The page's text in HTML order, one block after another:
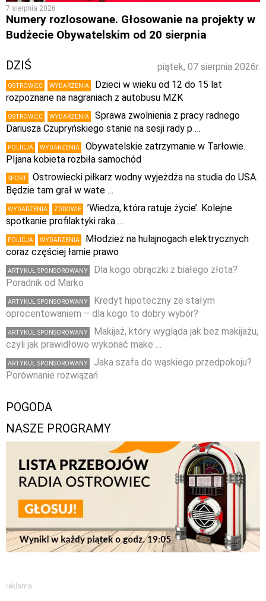
7 sierpnia 2026
Numery rozlosowane. Głosowanie na projekty w
Budżecie Obywatelskim od 20 sierpnia
piątek, 07 sierpnia 2026r.
DZIŚ
OSTROWIEC WYDARZENIA
Dzieci w wieku od 12 do 15 lat
rozpoznane na nagraniach z autobusu MZK
OSTROWIEC WYDARZENIA
Sprawa zwolnienia z pracy radnego
Dariusza Czupryńskiego stanie na sesji rady p …
POLICJA WYDARZENIA
Obywatelskie zatrzymanie w Tarłowie.
PIjana kobieta rozbiła samochód
SPORT
Ostrowiecki piłkarz wodny wyjeżdża na studia do USA.
Będzie tam grał w wate …
WYDARZENIA ZDROWIE
’Wiedza, która ratuje życie’. Kolejne
spotkanie profilaktyki raka …
POLICJA WYDARZENIA
Młodzież na hulajnogach elektrycznych
coraz częściej łamie prawo
ARTYKUŁ SPONSOROWANY
Dla kogo obrączki z białego złota?
Poradnik od Marko
ARTYKUŁ SPONSOROWANY
Kredyt hipoteczny ze stałym
oprocentowaniem – dla kogo to dobry wybór?
ARTYKUŁ SPONSOROWANY
Makijaż, który wygląda jak bez makijażu,
czyli jak prawidłowo wykonać make …
ARTYKUŁ SPONSOROWANY
Jaka szafa do wąskiego przedpokoju?
Porównanie rozwiązań
POGODA
NASZE PROGRAMY
reklama